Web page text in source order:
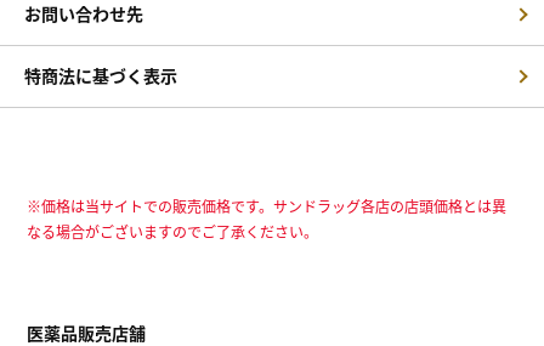
お問い合わせ先
特商法に基づく表示
※価格は当サイトでの販売価格です。サンドラッグ各店の店頭価格とは異
なる場合がございますのでご了承ください。
医薬品販売店舗